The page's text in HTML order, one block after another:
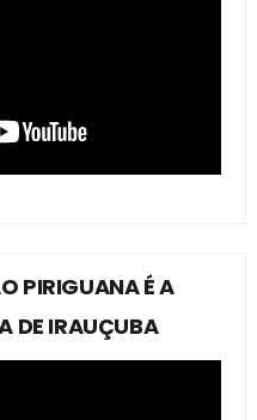
PIRIGUANA É A
DE IRAUÇUBA